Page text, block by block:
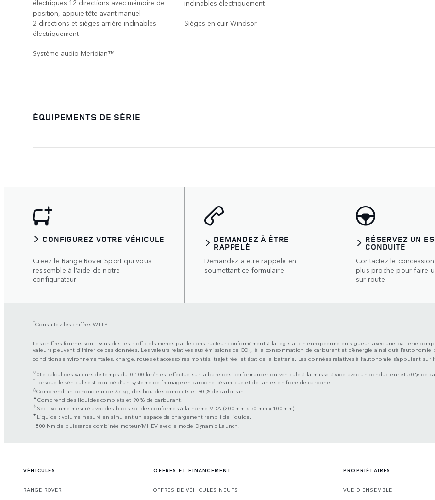
électriques 12 directions avec mémoire de
position, appuie-tête avant manuel
2 directions et sièges arrière inclinables
électriquement
Système audio Meridian™
inclinables électriquement
Sièges en cuir Windsor
ÉQUIPEMENTS DE SÉRIE
CONFIGUREZ VOTRE VÉHICULE
Créez le Range Rover Sport qui vous
ressemble à l’aide de notre
configurateur
DEMANDEZ À ÊTRE
RAPPELÉ
Demandez à être rappelé en
soumettant ce formulaire
RÉSERVEZ UN
CONDUITE
Contactez le
plus proche pour faire
sur route
*Consultez les chiffres WLTP.
Les chiffres fournis sont issus des tests officiels menés par le constructeur conformément à la législation européenne en vigueur, avec une batterie
valeurs peuvent différer de ces données. Les valeurs relatives aux émissions de CO 2, à la consommation de carburant et d’énergie ainsi qu’à
conditions environnementales, charge, roues et accessoires montés, trajet réel et état de la batterie. Les données relatives à l’autonomie s’appuient sur
▽0Le calcul des valeurs de temps du 0-100 km/h est effectué sur la base des performances du véhicule à la masse à vide avec un conducteur et 50 % de
*Lorsque le véhicule est équipé d’un système de freinage en carbone-céramique et de jantes en fibre de carbone
△Comprend un conducteur de 75 kg, des liquides complets et 90 % de carburant.
▲Comprend des liquides complets et 90 % de carburant.
✧Sec : volume mesuré avec des blocs solides conformes à la norme VDA (200 mm x 50 mm x 100 mm).
✦Liquide : volume mesuré en simulant un espace de chargement rempli de liquide.
‡800 Nm de puissance combinée moteur/MHEV avec le mode Dynamic Launch.
VÉHICULES
RANGE ROVER
OFFRES ET FINANCEMENT
OFFRES DE VÉHICULES NEUFS
PROPRIÉTAIRES
VUE D'ENSEMBLE